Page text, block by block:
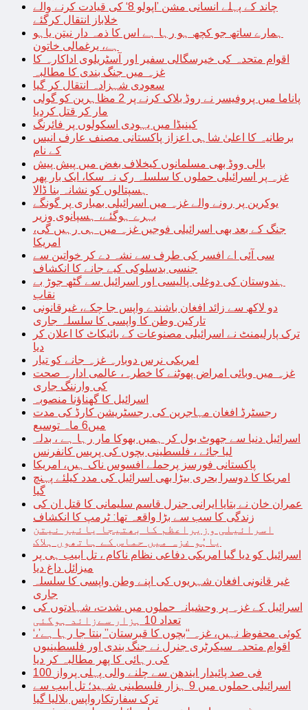
چاند کے پہلے انسانی مشن ’اپولو 8‘ کی قیادت کرنے والے
خلاباز انتقال کرگئے
ہمارے ساتھ جو کچھ ہو رہا ہے اس کا ذمہ دار نیتن یاہو
ہے، یرغمالی خاتون
اقوام متحدہ کی خیرسگالی سفیر اور آسٹریلوی اداکارہ کا
غزہ میں جنگ بندی کا مطالبہ
سعودی شہزادہ انتقال کر گیا
پاناما میں پروفیسر نے روڈ بلاک کرنے پر 2 مظاہرین کو گولی
مار کر قتل کردیا
کینیڈا میں یہودی اسکولوں پر فائرنگ
برطانیہ کا اعلیٰ شاہی اعزاز پاکستانی مصنف عارف انیس
کے نام
بالی ووڈ بھی مسلمانوں کیخلاف بغض میں پیش پیش
غزہ پر اسرائیلی حملوں کا سلسلہ رک نہ سکا، ایک بار پھر
ہسپتالوں کو نشانہ بنا ڈالا
یوکرین پر رونے والے غزہ میں اسرائیلی بمباری پر گونگے
بہرے ہوگئے، ہسپانوی وزیر
جنگ کے بعد بھی اسرائیلی فوجیں غزہ میں ہی رہیں گی،
امریکا
سی آئی اے افسر کی طرف سے نشہ دے کر خواتین سے
جنسی بدسلوکی کیے جانے کا انکشاف
ہندوستان کی دوغلی پالیسی اور اسرائیل سے گٹھ جوڑ بے
نقاب
دو لاکھ سے زائد افغان باشندے واپس جا چکے، غیرقانونی
تارکین وطن کا واپسی کا سلسلہ جاری
ترک پارلیمنٹ نے اسرائیلی مصنوعات کے بائیکاٹ کا اعلان کر
دیا
امریکی نرس دوبارہ غزہ جانے کو تیار
غزہ میں وبائی امراض پھوٹنے کا خطرہ، عالمی ادارہ صحت
کی وارننگ جاری
اسرائیل کا گھناؤنا منصوبہ
رجسٹرڈ افغان مہاجرین کی رجسٹریشن کارڈ کی مدت
میں6 ماہ توسیع
اسرائیل دنیا سے جھوٹ بول کر ہمیں بھوکا مار رہا ہے ، بدلہ
لیا جائے ، فلسطینی بچوں کی پریس کانفرنس
پاکستانی فورسز پرحملے افسوس ناک ہیں، امریکا
امریکا کا دوسرا بحری بیڑا بھی اسرائیل کی مدد کیلئے پہنچ
گیا
عمران خان نے بتایا ایرانی جنرل قاسم سلیمانی کا قتل ان کی
زندگی کا سب سے بڑا واقعہ تھا: ٹرمپ کا انکشاف
اسرائیلی وزیراعظم کا بھتیجا یائیر نیتن
یاہُو غزہ میں حماس کے ہاتھوں ہلاک
اسرائیل کو دیا گیا امریکی دفاعی نظام ناکام ، تل ابیب ہی پر
میزائل داغ دیا
غیر قانونی افغان شہریوں کی اپنے وطن واپسی کا سلسلہ
جاری
اسرائیل کے غزہ پر وحشیانہ حملوں میں شدت، شہادتوں کی
تعداد 10 ہزار سےزائد ہوگئی
‘کوئی محفوظ نہیں، غزہ “بچوں کا قبرستان” بنتا جا رہا ہے’،
اقوام متحدہ سیکرٹری جنرل نے جنگ بندی اور فلسطینیوں
کی رہائی کا پھر مطالبہ کر دیا
100 فی صد پائیدار ایندھن سے چلنے والی پہلی پرواز
اسرائیلی حملوں میں 9 ہزار فلسطینی شہید؛ تل ابیب سے
ترک سفارتکارواپس بلالیا گیا